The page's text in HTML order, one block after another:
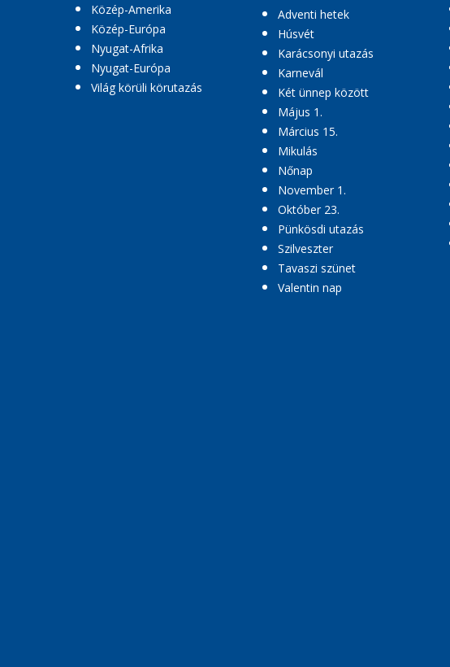
Közép-Amerika
Közép-Európa
Nyugat-Afrika
Nyugat-Európa
Világ körüli körutazás
Adventi hetek
Húsvét
Karácsonyi utazás
Karnevál
Két ünnep között
Május 1.
Március 15.
Mikulás
Nőnap
November 1.
Október 23.
Pünkösdi utazás
Szilveszter
Tavaszi szünet
Valentin nap